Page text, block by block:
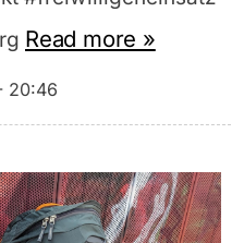
Read more »
20:46